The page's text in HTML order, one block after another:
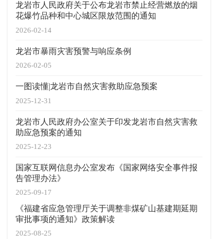
2026-02-14
龙岩市人民政府关于公布龙岩市禁止经营燃放的烟
花爆竹品种和中心城区限放范围的通知
2026-02-05
龙岩市暴雨灾害预警与响应条例
2025-12-31
一图读懂|龙岩市自然灾害救助应急预案
2025-12-23
龙岩市人民政府办公室关于印发龙岩市自然灾害救
助应急预案的通知
2025-09-17
国家互联网信息办公室发布《国家网络安全事件报
告管理办法》
2025-08-25
《福建省应急管理厅关于调整非煤矿山基建期延期
审批事项的通知》政策解读